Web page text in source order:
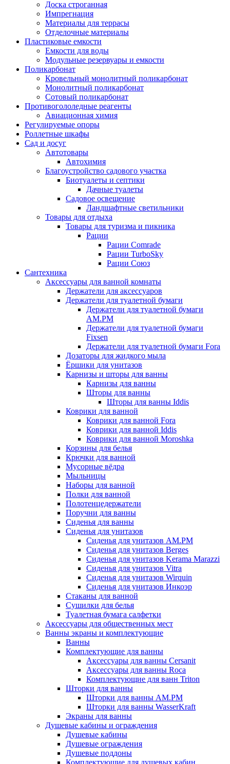
Доска строганная
Импрегнация
Материалы для террасы
Отделочные материалы
Пластиковые емкости
Емкости для воды
Модульные резервуары и емкости
Поликарбонат
Кровельный монолитный поликарбонат
Монолитный поликарбонат
Сотовый поликарбонат
Противогололедные реагенты
Авиационная химия
Регулируемые опоры
Роллетные шкафы
Сад и досуг
Автотовары
Автохимия
Благоустройство садового участка
Биотуалеты и септики
Дачные туалеты
Садовое освещение
Ландшафтные светильники
Товары для отдыха
Товары для туризма и пикника
Рации
Рации Comrade
Рации TurboSky
Рации Союз
Сантехника
Аксессуары для ванной комнаты
Держатели для аксессуаров
Держатели для туалетной бумаги
Держатели для туалетной бумаги
AM.PM
Держатели для туалетной бумаги
Fixsen
Держатели для туалетной бумаги Fora
Дозаторы для жидкого мыла
Ёршики для унитазов
Карнизы и шторы для ванны
Карнизы для ванны
Шторы для ванны
Шторы для ванны Iddis
Коврики для ванной
Коврики для ванной Fora
Коврики для ванной Iddis
Коврики для ванной Moroshka
Корзины для белья
Крючки для ванной
Мусорные вёдра
Мыльницы
Наборы для ванной
Полки для ванной
Полотенцедержатели
Поручни для ванны
Сиденья для ванны
Сиденья для унитазов
Сиденья для унитазов AM.PM
Сиденья для унитазов Berges
Сиденья для унитазов Kerama Marazzi
Сиденья для унитазов Vitra
Сиденья для унитазов Wirquin
Сиденья для унитазов Инкоэр
Стаканы для ванной
Сушилки для белья
Туалетная бумага салфетки
Аксессуары для общественных мест
Ванны экраны и комплектующие
Ванны
Комплектующие для ванны
Аксессуары для ванны Cersanit
Аксессуары для ванны Roca
Комплектующие для ванн Triton
Шторки для ванны
Шторки для ванны AM.PM
Шторки для ванны WasserKraft
Экраны для ванны
Душевые кабины и ограждения
Душевые кабины
Душевые ограждения
Душевые поддоны